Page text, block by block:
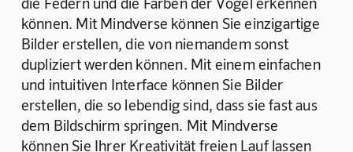
können. Mit Mindverse können Sie einzigartige
Bilder erstellen, die von niemandem sonst
dupliziert werden können. Mit einem einfachen
und intuitiven Interface können Sie Bilder
erstellen, die so lebendig sind, dass sie fast aus
dem Bildschirm springen. Mit Mindverse
können Sie Ihrer Kreativität freien Lauf lassen